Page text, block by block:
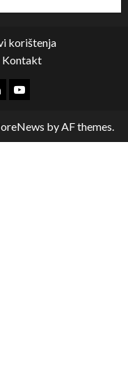
korištenja
Kontakt
by AF themes.